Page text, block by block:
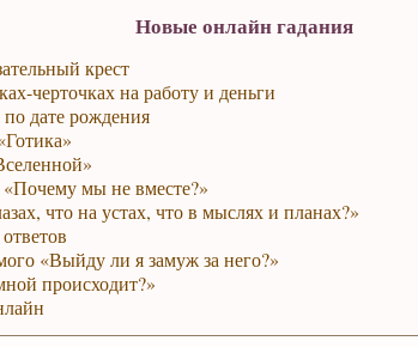
Новые онлайн гадания
крест
черточках на работу и деньги
дате рождения
мы не вместе?»
что на устах, что в мыслях и планах?»
«Выйду ли я замуж за него?»
происходит?»